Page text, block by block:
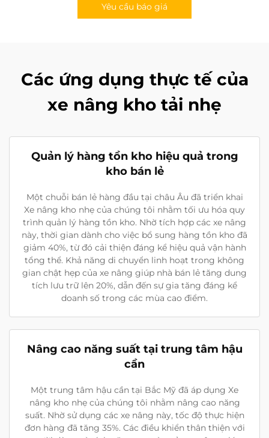
Yêu cầu báo giá
Các ứng dụng thực tế của
xe nâng kho tải nhẹ
Quản lý hàng tồn kho hiệu quả trong
kho bán lẻ
Một chuỗi bán lẻ hàng đầu tại châu Âu đã triển khai
Xe nâng kho nhẹ của chúng tôi nhằm tối ưu hóa quy
trình quản lý hàng tồn kho. Nhờ tích hợp các xe nâng
này, thời gian dành cho việc bổ sung hàng tồn kho đã
giảm 40%, từ đó cải thiện đáng kể hiệu quả vận hành
tổng thể. Khả năng di chuyển linh hoạt trong không
gian chật hẹp của xe nâng giúp nhà bán lẻ tăng dung
tích lưu trữ lên 20%, dẫn đến sự gia tăng đáng kể
doanh số trong các mùa cao điểm.
Nâng cao năng suất tại trung tâm hậu
cần
Một trung tâm hậu cần tại Bắc Mỹ đã áp dụng Xe
nâng kho nhẹ của chúng tôi nhằm nâng cao năng
suất. Nhờ sử dụng các xe nâng này, tốc độ thực hiện
đơn hàng đã tăng 35%. Các điều khiển thân thiện với